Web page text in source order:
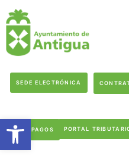
SEDE ELECTRÓNICA
PAGOS PORTAL
Abrir barra de herramientas